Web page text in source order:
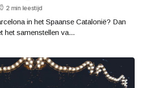
2 min leestijd
in het Spaanse Catalonië? Dan
het samenstellen va...